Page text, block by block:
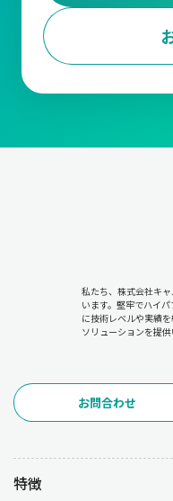
私たち、株式会社キ
います。堅牢でハイ
に技術レベルや実績
ソリューションを提供
お問合わせ
特徴